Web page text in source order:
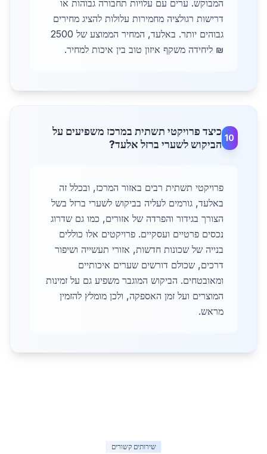
המבוקש. ערים עם עלויות תחבורה גבוהות או
דרישות רגולציה מחמירות עלולות להציג מחירים
גבוהים יותר. באלעד, המחיר הממוצע של 2500
₪ ליחידה משקף איזון טוב בין איכות למחיר.
10
כיצד פרויקטי תשתית במרכז משפיעים על
הביקוש לשערי ברזל אלעד?
פרויקטי תשתית רבים באזור המרכז, ובכלל זה
באלעד, גורמים לעליה בביקוש לשערי ברזל בשל
הצורך בגידור והפרדה של אזורים, כמו גם שדרוג
נכסים פרטיים ועסקיים. פרויקטים אלו כוללים
בנייה של שכונות חדשות, אזורי תעשייה ושיפור
דרכים, שכולם דורשים שערים איכותיים
ומאובטחים. הביקוש המוגבר משפיע גם על זמינות
המוצרים ועל זמן האספקה, ולכן מומלץ להזמין
מראש.
שירותים קשורים